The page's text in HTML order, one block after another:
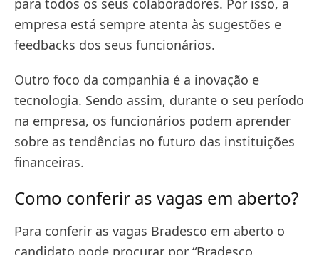
para todos os seus colaboradores. Por isso, a
empresa está sempre atenta às sugestões e
feedbacks dos seus funcionários.
Outro foco da companhia é a inovação e
tecnologia. Sendo assim, durante o seu período
na empresa, os funcionários podem aprender
sobre as tendências no futuro das instituições
financeiras.
Como conferir as vagas em aberto?
Para conferir as vagas Bradesco em aberto o
candidato pode procurar por “Bradesco